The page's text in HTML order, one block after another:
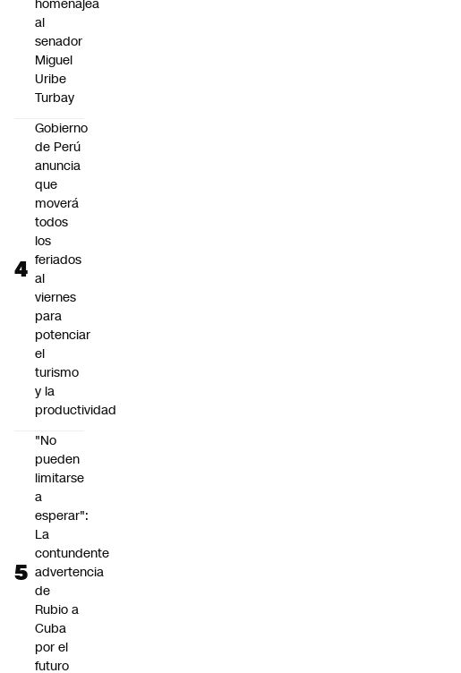
homenajea
al
senador
Miguel
Uribe
Turbay
Gobierno
de Perú
anuncia
que
moverá
todos
los
feriados
al
viernes
para
potenciar
el
turismo
y la
productividad
"No
pueden
limitarse
a
esperar":
La
contundente
advertencia
de
Rubio a
Cuba
por el
futuro